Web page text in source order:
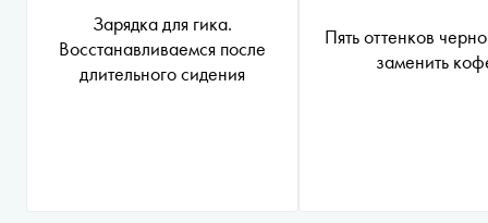
Зарядка для гика.
Восстанавливаемся после
длительного сидения
Пять оттенков
заменить